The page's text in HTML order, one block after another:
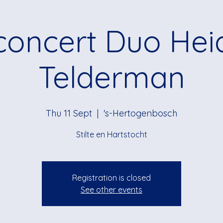
Duo
Telderman
Thu 11 Sept
  |
's-Hertogenbosch
Stilte en Hartstocht
Registration is closed
See other events